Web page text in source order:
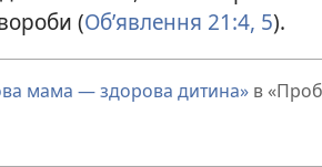
(Об’явлення 21:4, 5).
мама — здорова дитина» в